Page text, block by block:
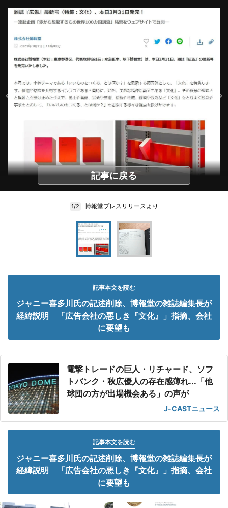
記事に戻る
1/2 博報堂プレスリリースより
記事本文を読む
ジャニー喜多川氏の記述削除、博報堂の雑誌編集長が
経緯説明 「広告会社の悪しき『文化』」指摘、会社
に要望も
電撃トレードの巨人・リチャード、ソフ
トバンク・秋広優人の存在感薄れ...「他
球団の方が出場機会ある」の声が
J-CASTニュース
記事本文を読む
ジャニー喜多川氏の記述削除、博報堂の雑誌編集長が
経緯説明 「広告会社の悪しき『文化』」指摘、会社
に要望も